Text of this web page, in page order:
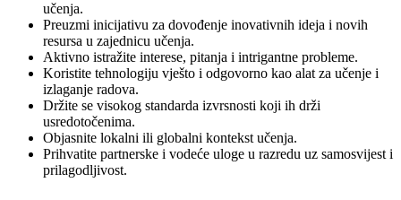
učenja.
Preuzmi inicijativu za dovođenje inovativnih ideja i novih
resursa u zajednicu učenja.
Aktivno istražite interese, pitanja i intrigantne probleme.
Koristite tehnologiju vješto i odgovorno kao alat za učenje i
izlaganje radova.
Držite se visokog standarda izvrsnosti koji ih drži
usredotočenima.
Objasnite lokalni ili globalni kontekst učenja.
Prihvatite partnerske i vodeće uloge u razredu uz samosvijest i
prilagodljivost.